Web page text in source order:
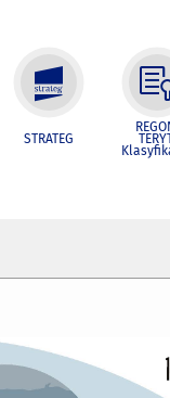
STRATEG